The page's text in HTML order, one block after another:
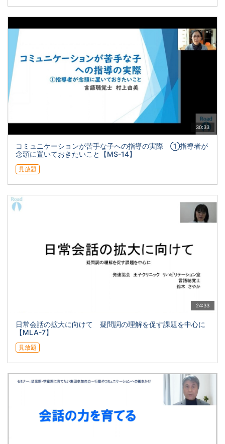
30:33
コミュニケーションが苦手な子への指導の実際 ①指導者が
念頭に置いておきたいこと【MS-14】
見放題
24:33
日常会話の拡大に向けて 疑問詞の理解を促す課題を中心に
【MLA-7】
見放題